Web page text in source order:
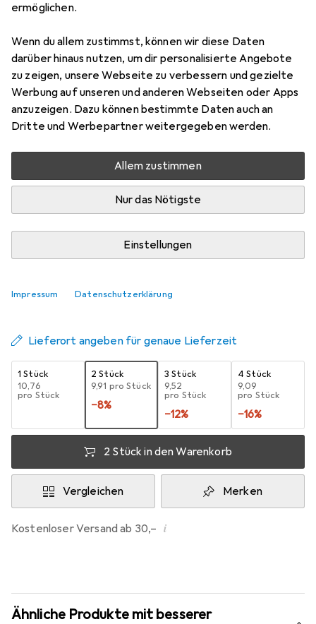
ermöglichen.
Wenn du allem zustimmst, können wir diese Daten
darüber hinaus nutzen, um dir personalisierte Angebote
zu zeigen, unsere Webseite zu verbessern und gezielte
Werbung auf unseren und anderen Webseiten oder Apps
anzuzeigen. Dazu können bestimmte Daten auch an
Dritte und Werbepartner weitergegeben werden.
Allem zustimmen
Nur das Nötigste
Einstellungen
Impressum Datenschutzerklärung
HerdingHarry Potter "Eule"
Konturenkissen
35 x 20 cm
Preis in EUR inkl. MwSt.
EUR
9,91
11
Lieferort angeben für genaue Lieferzeit
1 Stück
EUR
10,76
pro Stück
2 Stück
EUR
9,91 pro Stück
−8%
3 Stück
EUR
9,52
pro Stück
−12%
4 Stück
EUR
9,09
pro Stück
−16%
2 Stück in den Warenkorb
Vergleichen Merken
Kostenloser Versand ab 30,– i
Ähnliche Produkte mit besserer